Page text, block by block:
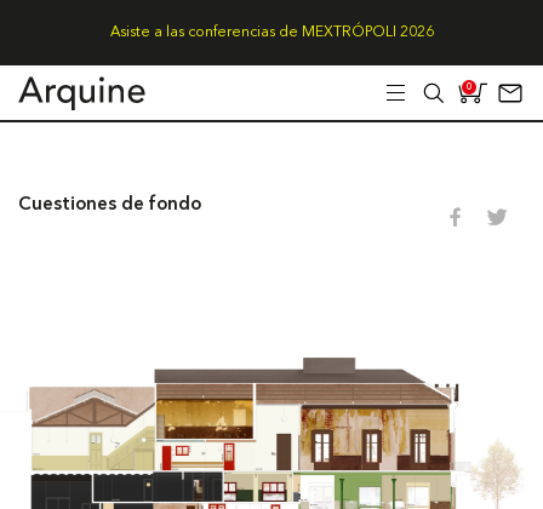
Asiste a las conferencias de MEXTRÓPOLI 2026
0
Cuestiones de fondo